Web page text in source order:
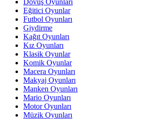
Dövüş Oyunları
Eğitici Oyunlar
Futbol Oyunları
Giydirme
Kağıt Oyunları
Kız Oyunları
Klasik Oyunlar
Komik Oyunlar
Macera Oyunları
Makyaj Oyunları
Manken Oyunları
Mario Oyunları
Motor Oyunları
Müzik Oyunları